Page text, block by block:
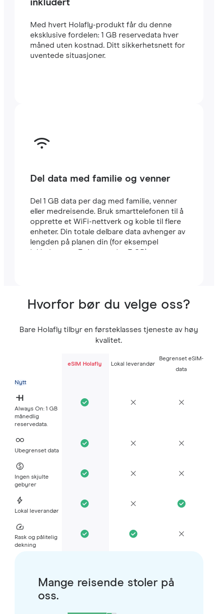
inkludert
Med hvert Holafly-produkt får du denne
eksklusive fordelen: 1 GB reservedata hver
måned uten kostnad. Ditt sikkerhetsnett for
uventede situasjoner.
Del data med familie og venner
Del 1 GB data per dag med familie, venner
eller medreisende. Bruk smarttelefonen til å
opprette et WiFi-nettverk og koble til flere
enheter. Din totale delbare data avhenger av
lengden på planen din (for eksempel
inkluderer en 7-dagers plan 7 GB).
Hvorfor bør du velge oss?
Bare Holafly tilbyr en førsteklasses tjeneste av høy
kvalitet.
eSIM Holafly Lokal leverandør
Begrenset eSIM-
data
Nytt
Always On: 1 GB
månedlig
reservedata.
Ubegrenset data
Ingen skjulte
gebyrer
Lokal leverandør
Rask og pålitelig
dekning
Mange reisende stoler på
oss.